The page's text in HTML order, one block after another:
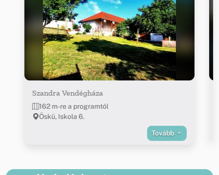
Szandra Vendégháza
162 m-re a programtól
Öskü, Iskola 6.
Tovább